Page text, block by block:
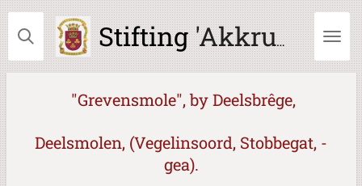
Ga
direct
naar
de
Stifting'Akkrum Ald en Nij'
"Grevensmole",by Deelsbrêge,
Deelsmolen, (Vegelinsoord, Stobbegat, -
gea).